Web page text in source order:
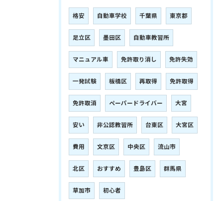
格安 自動車学校 千葉県 東京都
足立区 墨田区 自動車教習所
マニュアル車 免許取り消し 免許失効
一発試験 板橋区 再取得 免許取得
免許取消 ペーパードライバー 大宮
安い 非公認教習所 台東区 大宮区
費用 文京区 中央区 流山市
北区 おすすめ 豊島区 群馬県
草加市 初心者